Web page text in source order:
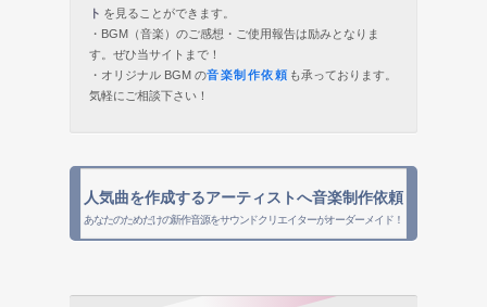
ト を見ることができます。
・BGM（音楽）のご感想・ご使用報告は励みとなりま
す。ぜひ当サイトまで！
・オリジナル BGM の音楽制作依頼 も承っております。
気軽にご相談下さい！
人気曲を作成するアーティストへ音楽制作依頼
あなたのためだけの新作音源をサウンドクリエイターがオーダーメイド！